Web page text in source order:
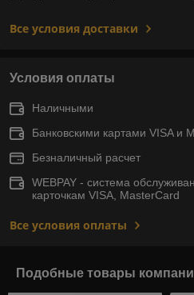
Все условия доставки
Условия оплаты
Наличными
Банковскими картами VISA и
Безналичный расчет
WEBPAY - система
карточкам VISA, MasterCard
Все условия оплаты
Подобные товары